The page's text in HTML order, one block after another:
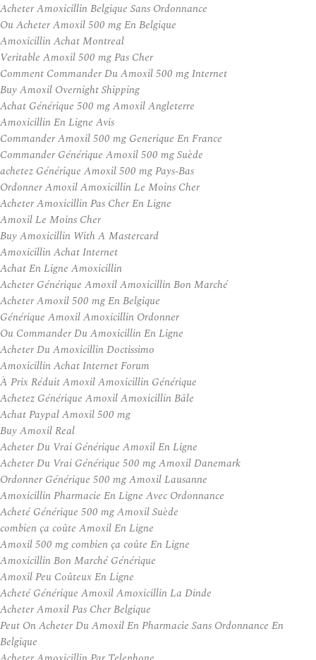
Acheter Amoxicillin Belgique Sans Ordonnance
Ou Acheter Amoxil 500 mg En Belgique
Amoxicillin Achat Montreal
Veritable Amoxil 500 mg Pas Cher
Comment Commander Du Amoxil 500 mg Internet
Buy Amoxil Overnight Shipping
Achat Générique 500 mg Amoxil Angleterre
Amoxicillin En Ligne Avis
Commander Amoxil 500 mg Generique En France
Commander Générique Amoxil 500 mg Suède
achetez Générique Amoxil 500 mg Pays-Bas
Ordonner Amoxil Amoxicillin Le Moins Cher
Acheter Amoxicillin Pas Cher En Ligne
Amoxil Le Moins Cher
Buy Amoxicillin With A Mastercard
Amoxicillin Achat Internet
Achat En Ligne Amoxicillin
Acheter Générique Amoxil Amoxicillin Bon Marché
Acheter Amoxil 500 mg En Belgique
Générique Amoxil Amoxicillin Ordonner
Ou Commander Du Amoxicillin En Ligne
Acheter Du Amoxicillin Doctissimo
Amoxicillin Achat Internet Forum
À Prix Réduit Amoxil Amoxicillin Générique
Achetez Générique Amoxil Amoxicillin Bâle
Achat Paypal Amoxil 500 mg
Buy Amoxil Real
Acheter Du Vrai Générique Amoxil En Ligne
Acheter Du Vrai Générique 500 mg Amoxil Danemark
Ordonner Générique 500 mg Amoxil Lausanne
Amoxicillin Pharmacie En Ligne Avec Ordonnance
Acheté Générique 500 mg Amoxil Suède
combien ça coûte Amoxil En Ligne
Amoxil 500 mg combien ça coûte En Ligne
Amoxicillin Bon Marché Générique
Amoxil Peu Coûteux En Ligne
Acheté Générique Amoxil Amoxicillin La Dinde
Acheter Amoxil Pas Cher Belgique
Peut On Acheter Du Amoxil En Pharmacie Sans Ordonnance En
Belgique